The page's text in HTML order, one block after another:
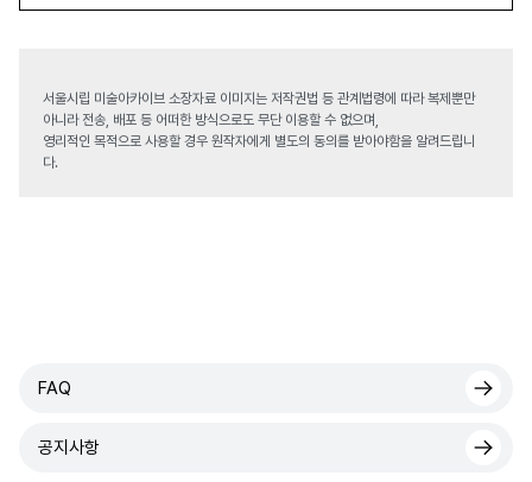
서울시립 미술아카이브 소장자료 이미지는 저작권법 등 관계법령에 따라 복제뿐만
아니라 전송, 배포 등 어떠한 방식으로도 무단 이용할 수 없으며,
영리적인 목적으로 사용할 경우 원작자에게 별도의 동의를 받아야함을 알려드립니
다.
FAQ
공지사항